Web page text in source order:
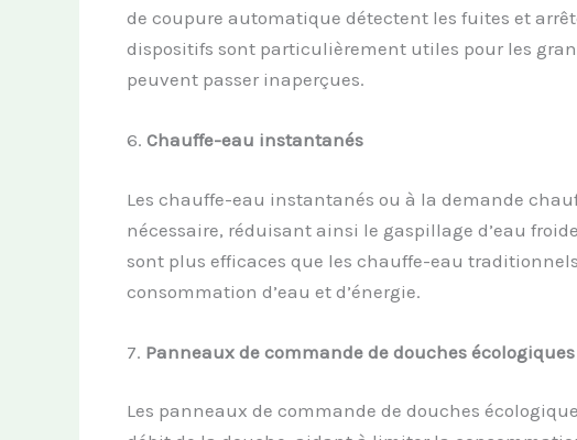
de coupure automatique détectent les fuites et
dispositifs sont particulièrement utiles pour les
peuvent passer inaperçues.
6. Chauffe-eau instantanés
Les chauffe-eau instantanés ou à la demande
nécessaire, réduisant ainsi le gaspillage d’eau
sont plus efficaces que les chauffe-eau
consommation d’eau et d’énergie.
7. Panneaux de commande de douches écologiques
Les panneaux de commande de douches